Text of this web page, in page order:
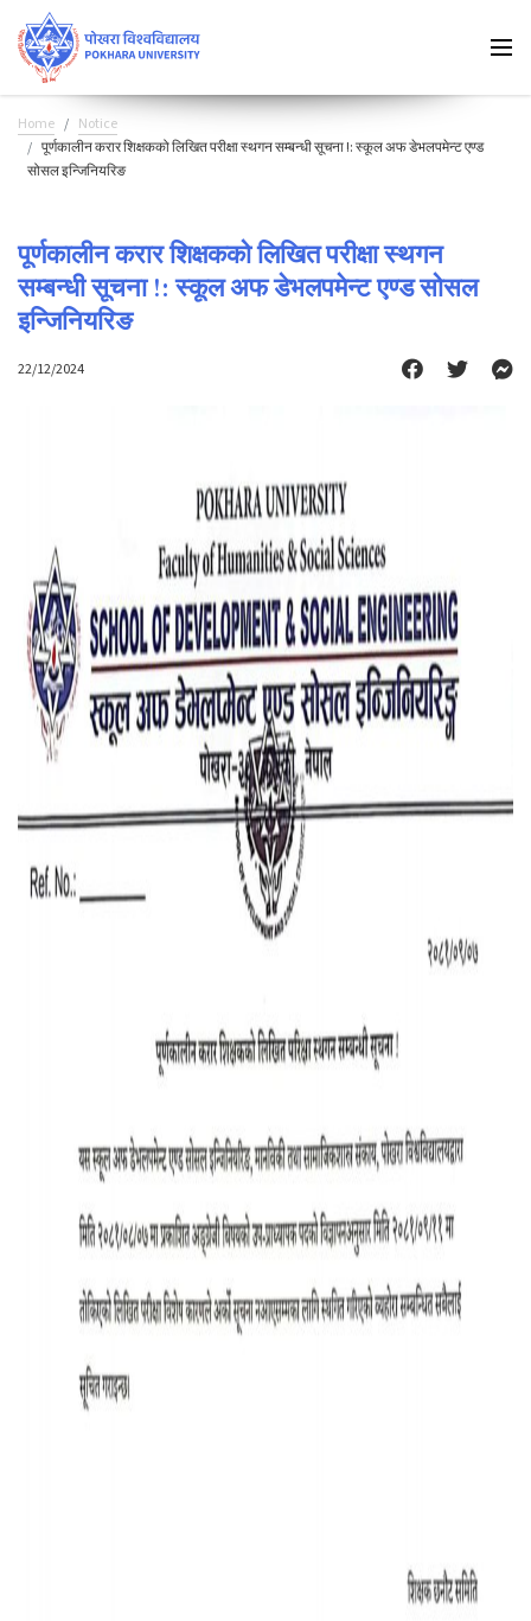
Home
Notice
पूर्णकालीन करार शिक्षकको लिखित परीक्षा स्थगन सम्बन्धी सूचना !: स्कूल अफ डेभलपमेन्ट एण्ड
सोसल इन्जिनियरिङ
पूर्णकालीन करार शिक्षकको लिखित परीक्षा स्थगन
सम्बन्धी सूचना !: स्कूल अफ डेभलपमेन्ट एण्ड सोसल
इन्जिनियरिङ
22/12/2024